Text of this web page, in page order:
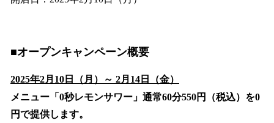
■オープンキャンペーン概要
2025年2月10日（月）～ 2月14日（金）
メニュー「0秒レモンサワー」通常60分550円（税込）を0
円で提供します。